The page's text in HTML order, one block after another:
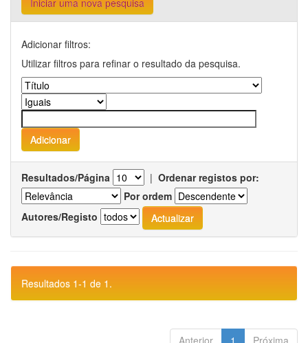
Iniciar uma nova pesquisa
Adicionar filtros:
Utilizar filtros para refinar o resultado da pesquisa.
Resultados/Página | Ordenar registos por:
Por ordem
Autores/Registo
Resultados 1-1 de 1.
Anterior 1 Próxima